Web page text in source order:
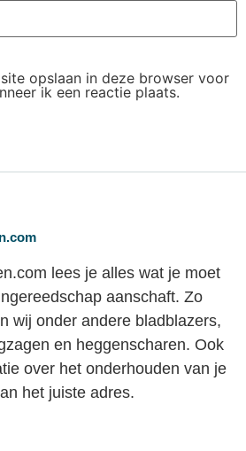
opslaan in deze browser voor
ik een reactie plaats.
lees je alles wat je moet
aanschaft. Zo
wij onder andere bladblazers,
en heggenscharen. Ook
over het onderhouden van je
het juiste adres.